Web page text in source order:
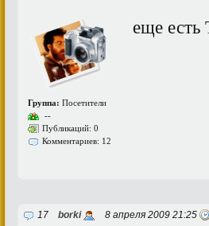
Группа: Посетители
--
Публикаций: 0
Комментариев: 12
еще есть
17 borki 8 апреля 2009 21:25